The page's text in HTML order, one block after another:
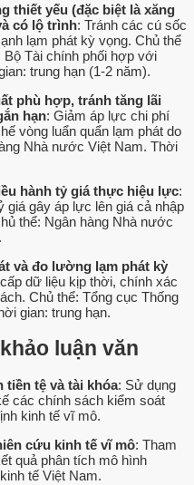
thiết yếu (đặc biệt là xăng
có lộ trình: Tránh các cú sốc
lạm phát kỳ vọng. Chủ thể
Tài chính phối hợp với
trung hạn (1-2 năm).
phù hợp, tránh tăng lãi
hạn: Giảm áp lực chi phí
vòng luẩn quẩn lạm phát do
Nhà nước Việt Nam. Thời
hành tỷ giá thực hiệu lực:
giá gây áp lực lên giá cả nhập
thể: Ngân hàng Nhà nước
và đo lường lạm phát kỳ
dữ liệu kịp thời, chính xác
Chủ thể: Tổng cục Thống
gian: trung hạn.
luận văn
tiền tệ và tài khóa: Sử dụng
các chính sách kiểm soát
kinh tế vĩ mô.
cứu kinh tế vĩ mô: Tham
quả phân tích mô hình
tế Việt Nam.